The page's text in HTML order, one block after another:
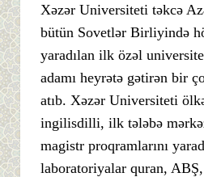
Xəzər Universiteti təkcə
bütün Sovetlər Birliyində
yaradılan ilk özəl
adamı heyrətə gətirən bir
atıb. Xəzər Universiteti
ingilisdilli, ilk tələbə
magistr proqramlarını
laboratoriyalar quran,